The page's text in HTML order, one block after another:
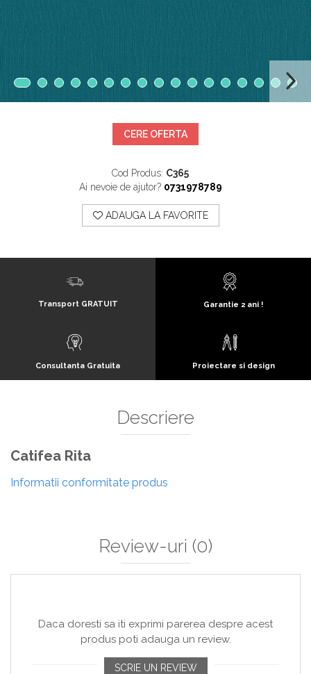
Mobilier Terasa
Scaune terasa
Seturi Terasa
Sezlonguri si Baldachine
Scaune
CERE OFERTA
Cod Produs: C365
Ai nevoie de ajutor? 0731978789
ADAUGA LA FAVORITE
Transport GRATUIT Garantie 2 ani !
Consultanta Gratuita Proiectare si design
Descriere
Catifea Rita
Informatii conformitate produs
Review-uri (0)
Daca doresti sa iti exprimi parerea despre acest
produs poti adauga un review.
SCRIE UN REVIEW